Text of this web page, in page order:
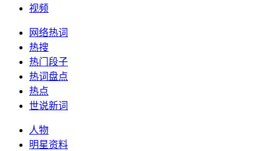
视频
网络热词
热搜
热门段子
热词盘点
热点
世说新词
人物
明星资料